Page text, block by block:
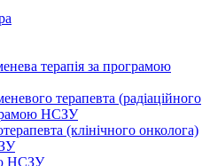
терапія за програмою
терапевта (радіаційного
НСЗУ
(клінічного онколога)
НСЗУ